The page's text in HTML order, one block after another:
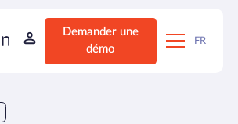
Demander une
démo
FR